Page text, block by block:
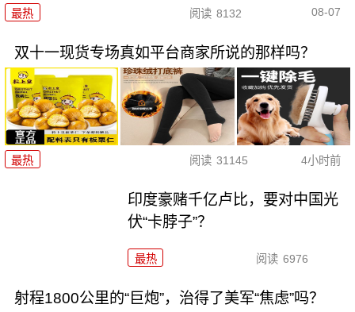
最热 阅读 8132 08-07
双十一现货专场真如平台商家所说的那样吗？
最热 阅读 31145 4小时前
印度豪赌千亿卢比，要对中国光
伏“卡脖子”？
最热 阅读 6976
射程1800公里的“巨炮”，治得了美军“焦虑”吗？